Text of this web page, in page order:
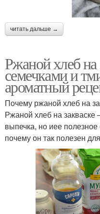
читать дальше →
Ржаной хлеб на
семечками и
ароматный
Почему ржаной хлеб на
Ржаной хлеб на закваске
выпечка, но иее
почему он так полезен